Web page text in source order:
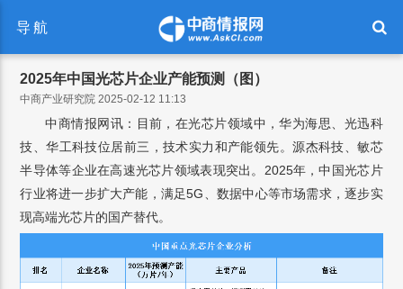
导航
2025年中国光芯片企业产能预测（图）
中商产业研究院 2025-02-12 11:13
中商情报网讯：目前，在光芯片领域中，华为海思、光迅科
技、华工科技位居前三，技术实力和产能领先。源杰科技、敏芯
半导体等企业在高速光芯片领域表现突出。2025年，中国光芯片
行业将进一步扩大产能，满足5G、数据中心等市场需求，逐步实
现高端光芯片的国产替代。